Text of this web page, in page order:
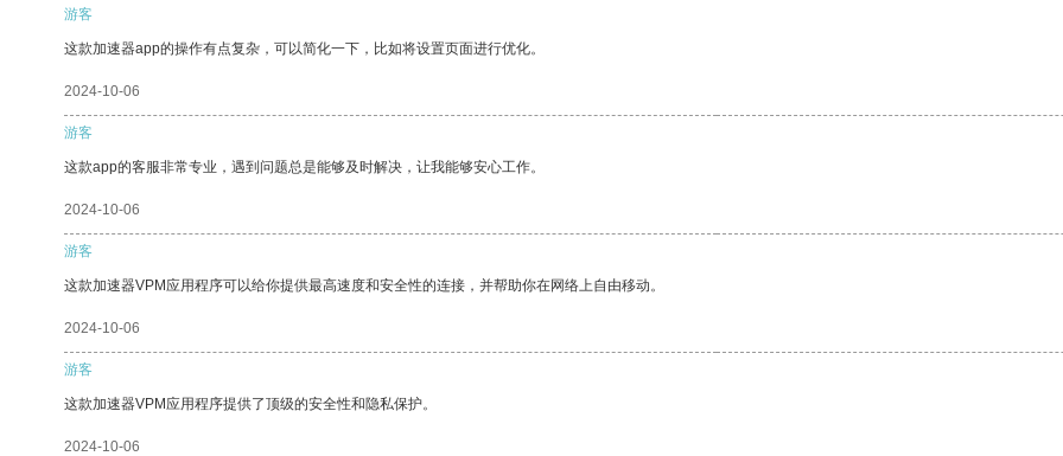
游客
这款加速器app的操作有点复杂，可以简化一下，比如将设置页面进行优化。
2024-10-06
游客
这款app的客服非常专业，遇到问题总是能够及时解决，让我能够安心工作。
2024-10-06
游客
这款加速器VPM应用程序可以给你提供最高速度和安全性的连接，并帮助你在网络上自由移动。
2024-10-06
游客
这款加速器VPM应用程序提供了顶级的安全性和隐私保护。
2024-10-06